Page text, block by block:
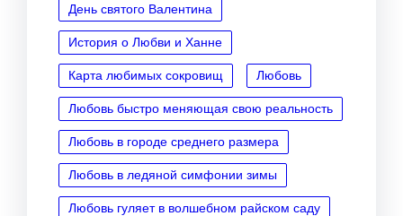
День святого Валентина
История о Любви и Ханне
Карта любимых сокровищ Любовь
Любовь быстро меняющая свою реальность
Любовь в городе среднего размера
Любовь в ледяной симфонии зимы
Любовь гуляет в волшебном райском саду